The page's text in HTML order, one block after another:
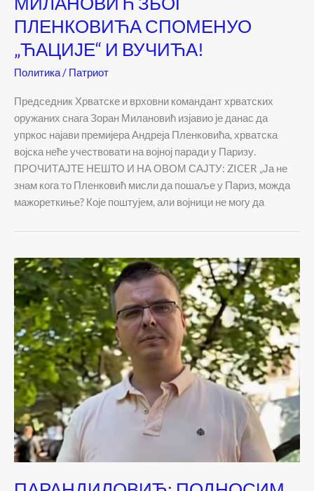
ПЛЕНКОВИЋА СПОМЕНУО
„ЋАЦИЈЕ“ И ВУЧИЋА!
Политика/ Патриот
Председник Хрватске и врховни командант хрватских
оружаних снага Зоран Милановић изјавио је данас да
упркос најави премијера Андреја Пленковића, хрватска
војска неће учествовати на војној паради у Паризу.
ПРОЧИТАЈТЕ НЕШТО И НА ОВОМ САЈТУ: ZICER „Ја не
знам кога то Пленковић мисли да пошаље у Париз, можда
мажореткиње? Које поштујем, али војници не могу да